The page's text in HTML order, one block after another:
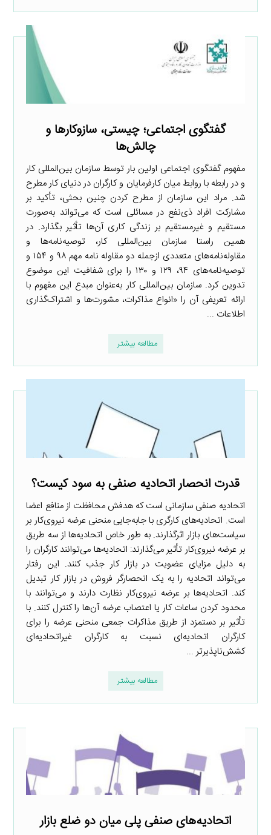
گفتگوی اجتماعی؛ چیستی، سازوکارها و
چالش‌ها
مفهوم گفتگوی اجتماعی اولین بار توسط سازمان بین‌المللی کار
و در رابطه با روابط میان کارفرمایان و کارگران در دنیای کار مطرح
شد. مراد این سازمان از مطرح کردن چنین بحثی، تأکید بر
مشارکت افراد ذی‌نفع در مسائلی است که می‌تواند به‌صورت
مستقیم و غیرمستقیم بر زندگی کاری آن‌ها تأثیر بگذارد. در
همین راستا سازمان بین‌المللی کار، توصیه‌نامه‌ها و
مقاوله‌نامه‌های متعددی ازجمله دو مقاوله نامه مهم ۹۸ و ۱۵۴ و
توصیه‌نامه‌های ۹۴، ۱۲۹ و ۱۳۰ را برای شفافیت این موضوع
تدوین کرد. سازمان بین‌المللی کار به‌عنوان مبدع این مفهوم با
ارائه تعریفی آن را «انواع مذاکرات، مشورت‌ها و اشتراک‌گذاری
اطلاعات ...
مطالعه بیشتر
قدرت انحصار اتحادیه صنفی به سود کیست؟
اتحادیه صنفی سازمانی است که هدفش محافظت از منافع اعضا
است. اتحادیه‌های کارگری با جابه‌جایی منحنی عرضه نیروی‌کار بر
سیاست‌های بازار اثرگذارند. به طور خاص اتحادیه‌ها از سه طریق
بر عرضه نیروی‌کار تأثیر می‌گذارند: اتحادیه‌ها می‌توانند کارگران را
به دلیل مزایای عضویت در بازار کار جذب کنند. این رفتار
می‌تواند اتحادیه را به یک انحصارگر فروش در بازار کار تبدیل
کند. اتحادیه‌ها بر عرضه نیروی‌کار نظارت دارند و می‌توانند با
محدود کردن ساعات کار یا اعتصاب عرضه آن‌ها را کنترل کنند. با
تأثیر بر دستمزد از طریق مذاکرات جمعی منحنی عرضه را برای
کارگران اتحادیه‌ای نسبت به کارگران غیراتحادیه‌ای
کشش‌ناپذیرتر ...
مطالعه بیشتر
اتحادیه‌های صنفی پلی میان دو ضلع بازار